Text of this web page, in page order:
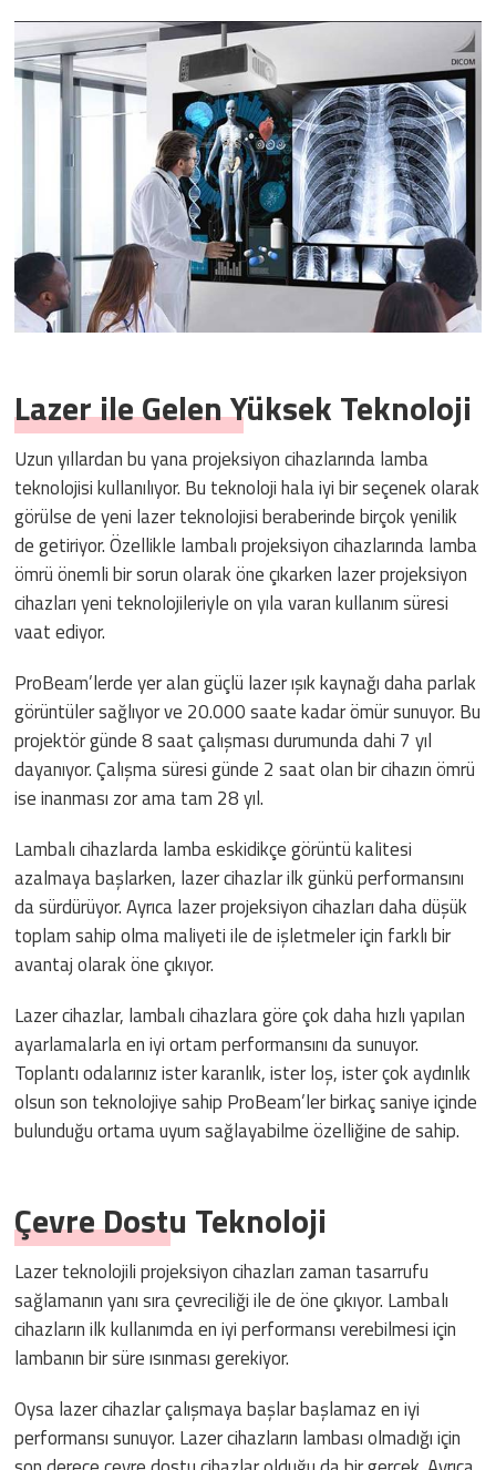
Lazer ile Gelen Yüksek Teknoloji
Uzun yıllardan bu yana projeksiyon cihazlarında lamba
teknolojisi kullanılıyor. Bu teknoloji hala iyi bir seçenek olarak
görülse de yeni lazer teknolojisi beraberinde birçok yenilik
de getiriyor. Özellikle lambalı projeksiyon cihazlarında lamba
ömrü önemli bir sorun olarak öne çıkarken lazer projeksiyon
cihazları yeni teknolojileriyle on yıla varan kullanım süresi
vaat ediyor.
ProBeam’lerde yer alan güçlü lazer ışık kaynağı daha parlak
görüntüler sağlıyor ve 20.000 saate kadar ömür sunuyor. Bu
projektör günde 8 saat çalışması durumunda dahi 7 yıl
dayanıyor. Çalışma süresi günde 2 saat olan bir cihazın ömrü
ise inanması zor ama tam 28 yıl.
Lambalı cihazlarda lamba eskidikçe görüntü kalitesi
azalmaya başlarken, lazer cihazlar ilk günkü performansını
da sürdürüyor. Ayrıca lazer projeksiyon cihazları daha düşük
toplam sahip olma maliyeti ile de işletmeler için farklı bir
avantaj olarak öne çıkıyor.
Lazer cihazlar, lambalı cihazlara göre çok daha hızlı yapılan
ayarlamalarla en iyi ortam performansını da sunuyor.
Toplantı odalarınız ister karanlık, ister loş, ister çok aydınlık
olsun son teknolojiye sahip ProBeam’ler birkaç saniye içinde
bulunduğu ortama uyum sağlayabilme özelliğine de sahip.
Çevre Dostu Teknoloji
Lazer teknolojili projeksiyon cihazları zaman tasarrufu
sağlamanın yanı sıra çevreciliği ile de öne çıkıyor. Lambalı
cihazların ilk kullanımda en iyi performansı verebilmesi için
lambanın bir süre ısınması gerekiyor.
Oysa lazer cihazlar çalışmaya başlar başlamaz en iyi
performansı sunuyor. Lazer cihazların lambası olmadığı için